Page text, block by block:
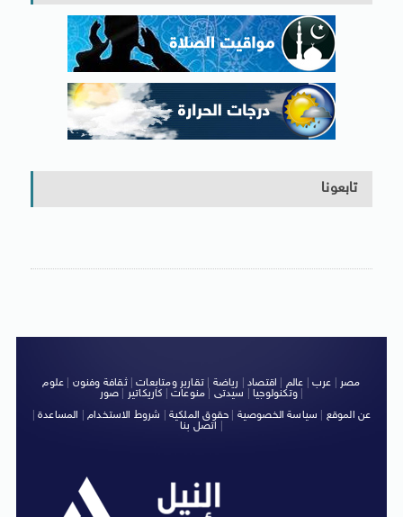
تابعونا
مصر عرب عالم اقتصاد رياضة |تقارير ومتابعات|ثقافة وفنون
علوم
وتكنولوجيا| سيدتى منوعات كاريكاتير صور
|
عن الموقع
سياسة الخصوصية حقوق الملكية شروط الاستخدام| المساعدة|
اتصل بنا